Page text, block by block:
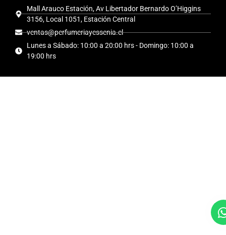
Mall Arauco Estación, Av Libertador Bernardo O’Higgins
3156, Local 1051, Estación Central
ventas@perfumeriayessenia.cl
Lunes a Sábado: 10:00 a 20:00 hrs - Domingo: 10:00 a
19:00 hrs